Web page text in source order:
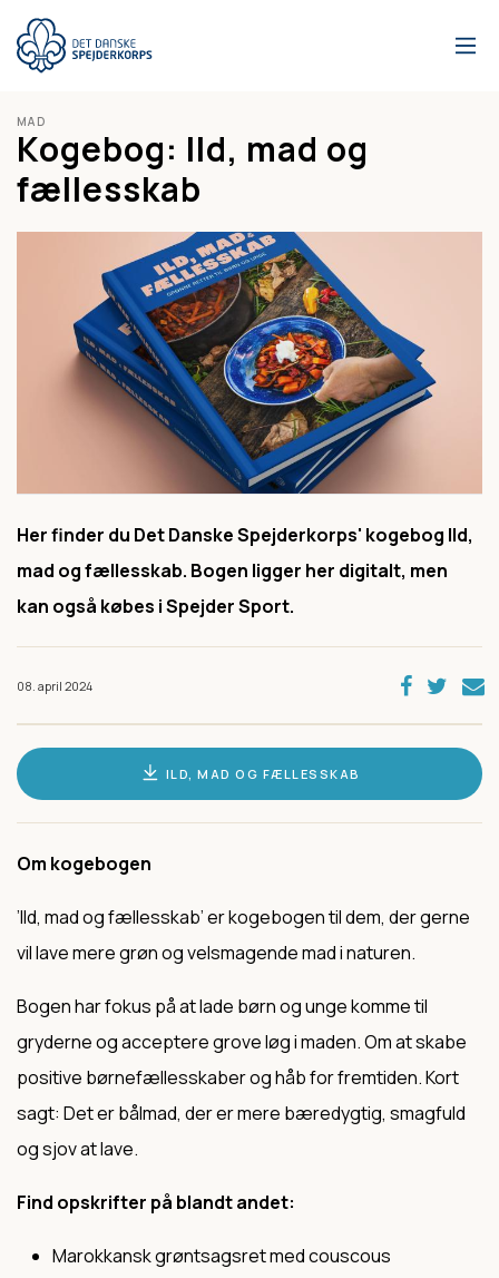
hovedindhold
MAD
Kogebog: Ild, mad og
fællesskab
Her finder du Det Danske Spejderkorps' kogebog Ild,
mad og fællesskab. Bogen ligger her digitalt, men
kan også købes i Spejder Sport.
08. april 2024
ILD, MAD OG FÆLLESSKAB
Om kogebogen
’Ild, mad og fællesskab’ er kogebogen til dem, der gerne
vil lave mere grøn og velsmagende mad i naturen.
Bogen har fokus på at lade børn og unge komme til
gryderne og acceptere grove løg i maden. Om at skabe
positive børnefællesskaber og håb for fremtiden. Kort
sagt: Det er bålmad, der er mere bæredygtig, smagfuld
og sjov at lave.
Find opskrifter på blandt andet:
Marokkansk grøntsagsret med couscous